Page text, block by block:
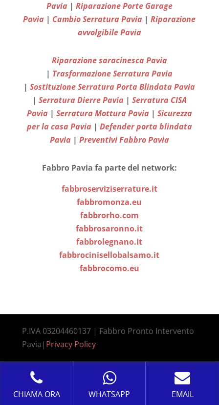
Pavia | Riparazione Porte Garage
Pavia | Cambio Serratura Pavia |Riparazione
avvolgibile Pavia
Riparazione saracinesca Pavia
| Trasformazione Serratura Pavia
|Sostituzione Serratura Porta Blindata Pavia
| Serratura Dierre Pavia | Serratura CISA
Pavia | Serratura Mottura Pavia | Sicurezza
per la casa Pavia | Defender porta blindata
Pavia | Preventivi Fabbro Pavia
Fabbro Pavia fa parte del network:
fabbroserviziserrature.it
fabbromonza.eu
fabbrorho.com
fabbrosaronno.it
fabbrolegnano.it
fabbrocinisellobalsamo.it
fabbrocomo.eu
P.IVA 03204460137 | Fabbro Pronto Intervento
Pavia| Privacy Policy
CHIAMA ORA WHATSAPP EMAIL